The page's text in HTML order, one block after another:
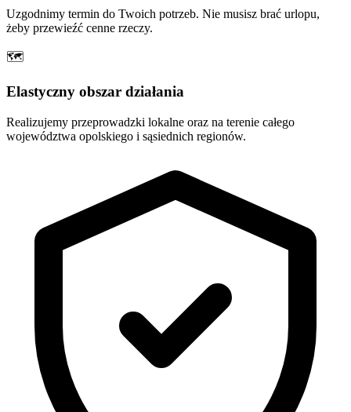
Uzgodnimy termin do Twoich potrzeb. Nie musisz brać urlopu,
żeby przewieźć cenne rzeczy.
🗺
Elastyczny obszar działania
Realizujemy przeprowadzki lokalne oraz na terenie całego
województwa opolskiego i sąsiednich regionów.